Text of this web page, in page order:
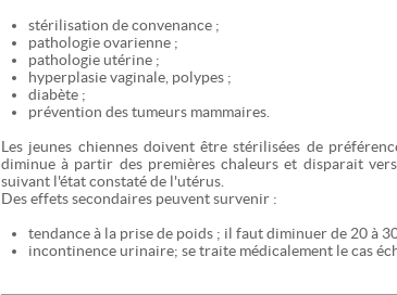
stérilisation de convenance ;
pathologie ovarienne ;
pathologie utérine ;
hyperplasie vaginale, polypes ;
diabète ;
prévention des tumeurs mammaires.
Les jeunes chiennes doivent être stérilisées de
diminue à partir des premières chaleurs et disparait
suivant l'état constaté de l'utérus.
Des effets secondaires peuvent survenir :
tendance à la prise de poids ; il faut diminuer de 20 à
incontinence urinaire; se traite médicalement le cas